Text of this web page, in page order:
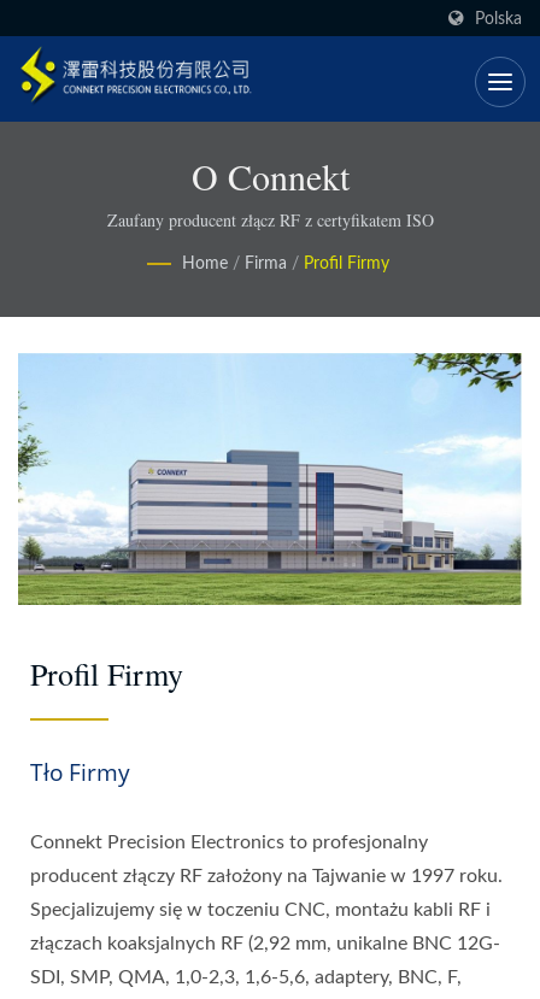
Polska
O Connekt
Zaufany producent złącz RF z certyfikatem ISO
Home / Firma / Profil Firmy
Profil Firmy
Tło Firmy
Connekt Precision Electronics to profesjonalny
producent złączy RF założony na Tajwanie w 1997 roku.
Specjalizujemy się w toczeniu CNC, montażu kabli RF i
złączach koaksjalnych RF (2,92 mm, unikalne BNC 12G-
SDI, SMP, QMA, 1,0-2,3, 1,6-5,6, adaptery, BNC, F,